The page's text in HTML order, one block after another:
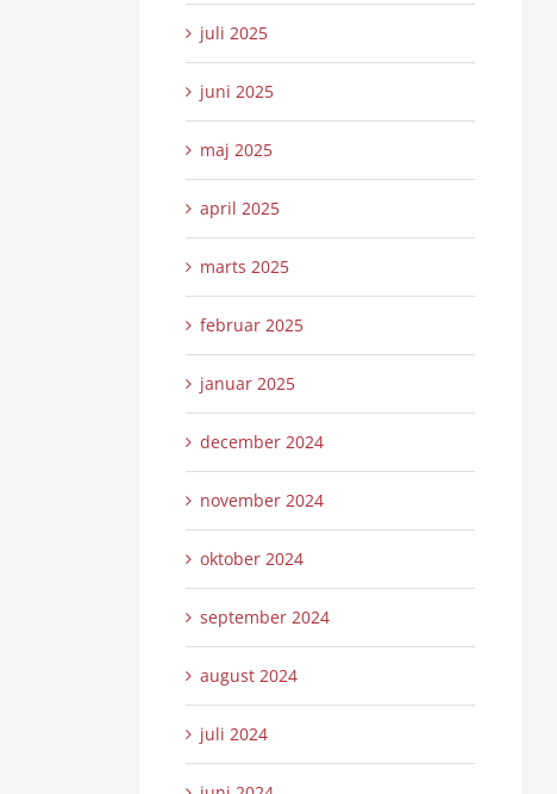
juli 2025
juni 2025
maj 2025
april 2025
marts 2025
februar 2025
januar 2025
december 2024
november 2024
oktober 2024
september 2024
august 2024
juli 2024